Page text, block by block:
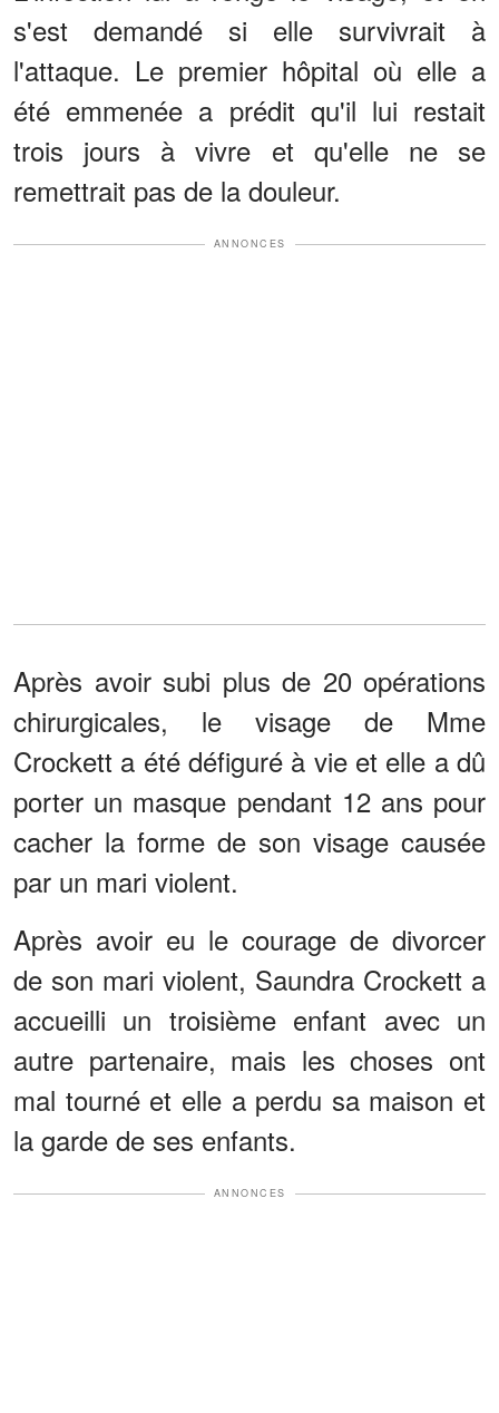
s'est demandé si elle survivrait à
l'attaque. Le premier hôpital où elle a
été emmenée a prédit qu'il lui restait
trois jours à vivre et qu'elle ne se
remettrait pas de la douleur.
ANNONCES
Après avoir subi plus de 20 opérations
chirurgicales, le visage de Mme
Crockett a été défiguré à vie et elle a dû
porter un masque pendant 12 ans pour
cacher la forme de son visage causée
par un mari violent.
Après avoir eu le courage de divorcer
de son mari violent, Saundra Crockett a
accueilli un troisième enfant avec un
autre partenaire, mais les choses ont
mal tourné et elle a perdu sa maison et
la garde de ses enfants.
ANNONCES